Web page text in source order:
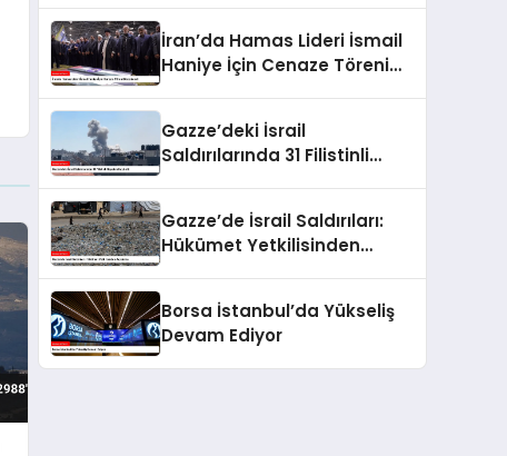
İran’da Hamas Lideri İsmail
Haniye İçin Cenaze Töreni
Gazze’deki İsrail
Saldırılarında 31 Filistinli
Gazze’de İsrail Saldırıları:
Hükümet Yetkilisinden
Borsa İstanbul’da Yükseliş
Devam Ediyor